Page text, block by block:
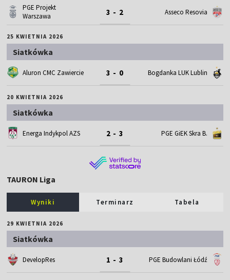
PGE Projekt
Warszawa
3 - 2 Asseco Resovia
25 KWIETNIA 2026
Siatkówka
Aluron CMC Zawiercie 3 - 0 Bogdanka LUK Lublin
20 KWIETNIA 2026
Siatkówka
Energa Indykpol AZS 2 - 3 PGE GiEK Skra B.
TAURON Liga
Wyniki Terminarz Tabela
29 KWIETNIA 2026
Siatkówka
DevelopRes 1 - 3 PGE Budowlani Łódź